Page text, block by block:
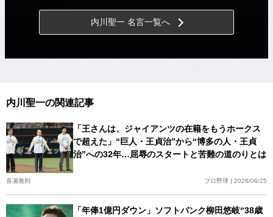
内川聖一 名言一覧へ
内川聖一の関連記事
「王さんは、ジャイアンツの在籍をもうホークス
で超えた」“巨人・王貞治”から“博多の人・王貞
治”への32年…屈辱のスタートと苦難の道のりとは
喜瀬雅則 プロ野球 | 2026/06/25
「年俸1億円ダウン」ソフトバンク柳田悠岐“38歳